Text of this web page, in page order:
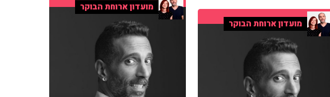
מועדון ארוחת הבוקר
מועדון ארוחת הבוקר